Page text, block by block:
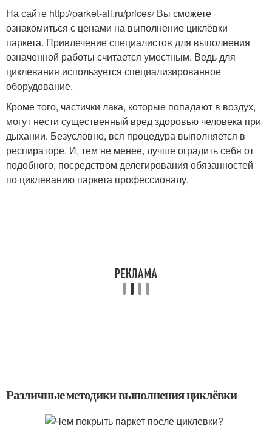
На сайте http://parket-all.ru/prices/ Вы сможете
ознакомиться с ценами на выполнение циклёвки
паркета. Привлечение специалистов для выполнения
означенной работы считается уместным. Ведь для
циклевания используется специализированное
оборудование.
Кроме того, частички лака, которые попадают в воздух,
могут нести существенный вред здоровью человека при
дыхании. Безусловно, вся процедура выполняется в
респираторе. И, тем не менее, лучше оградить себя от
подобного, посредством делегирования обязанностей
по циклеванию паркета профессионалу.
Различные методики выполнения циклёвки